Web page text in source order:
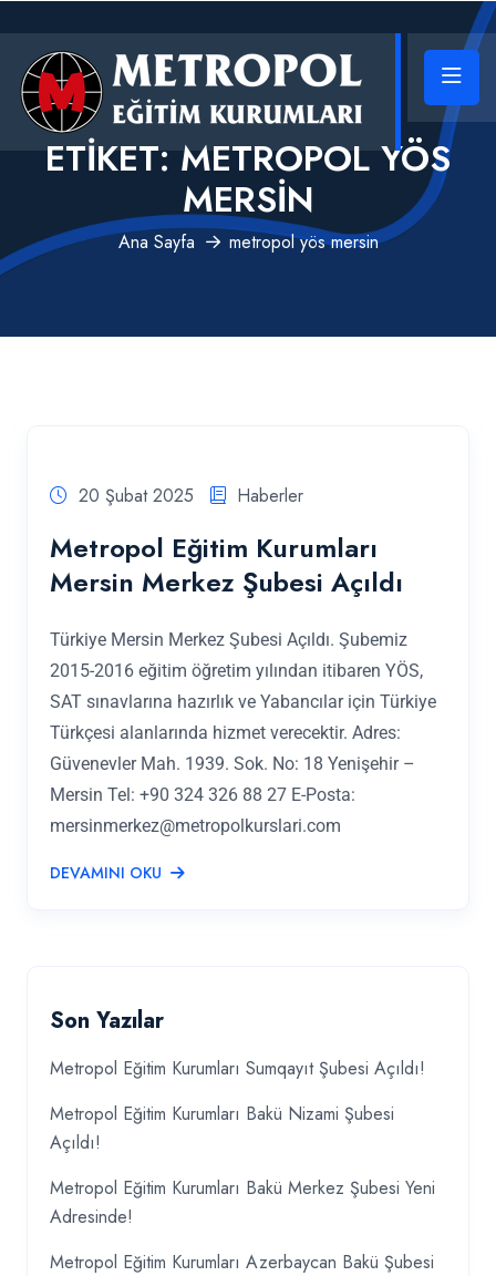
ETIKET:METROPOL YÖS
MERSIN
Ana Sayfa metropol yös mersin
20 Şubat 2025 Haberler
Metropol Eğitim Kurumları
Mersin Merkez Şubesi Açıldı
Türkiye Mersin Merkez Şubesi Açıldı. Şubemiz
2015-2016 eğitim öğretim yılından itibaren YÖS,
SAT sınavlarına hazırlık ve Yabancılar için Türkiye
Türkçesi alanlarında hizmet verecektir. Adres:
Güvenevler Mah. 1939. Sok. No: 18 Yenişehir –
Mersin Tel: +90 324 326 88 27 E-Posta:
mersinmerkez@metropolkurslari.com
DEVAMINI OKU
Son Yazılar
Metropol Eğitim Kurumları Sumqayıt Şubesi Açıldı!
Metropol Eğitim Kurumları Bakü Nizami Şubesi
Açıldı!
Metropol Eğitim Kurumları Bakü Merkez Şubesi Yeni
Adresinde!
Metropol Eğitim Kurumları Azerbaycan Bakü Şubesi